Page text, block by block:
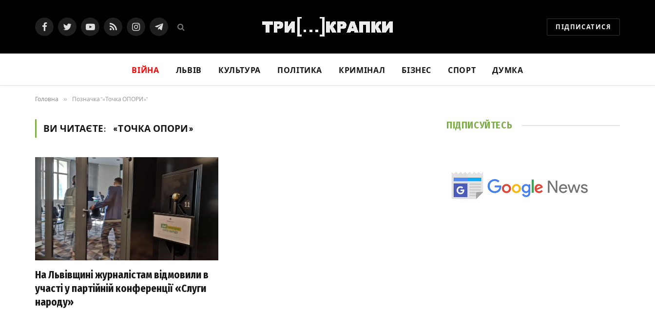
FacebookTwitterYouTubeRSS InstagramTelegram ПІДПИСАТИСЯ
ВІЙНА ЛЬВІВ КУЛЬТУРА ПОЛІТИКА КРИМІНАЛ БІЗНЕС СПОРТ ДУМКА
Головна » Позначка "«Точка ОПОРИ»"
ВИ ЧИТАЄТЕ: «ТОЧКА ОПОРИ»
На Львівщині журналістам відмовили в
участі у партійній конференції «Слуги
народу»
ПІДПИСУЙТЕСЬ